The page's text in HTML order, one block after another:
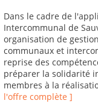
Dans le cadre de
Intercommunal de
organisation de
communaux et
reprise des
préparer la solidarité
membres à la
l'offre complète ]